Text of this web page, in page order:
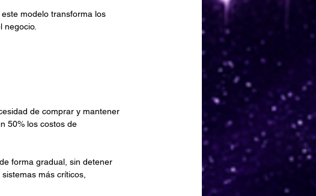
modelo transforma los
negocio.
de comprar y mantener
50% los costos de
forma gradual, sin detener
más críticos,